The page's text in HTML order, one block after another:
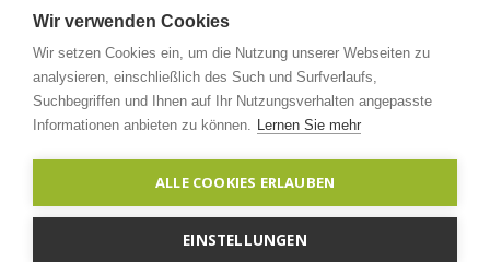
Entwaldungsverordnung (EUDR, European Deforestation
Mehr...
Datenschutzerklärung|Kontakt
Wir verwenden Cookies
Wir setzen Cookies ein, um die Nutzung unserer Webseiten zu
analysieren, einschließlich des Such und Surfverlaufs,
Suchbegriffen und Ihnen auf Ihr Nutzungsverhalten angepasste
Informationen anbieten zu können. Lernen Sie mehr
ALLE COOKIES ERLAUBEN
EINSTELLUNGEN